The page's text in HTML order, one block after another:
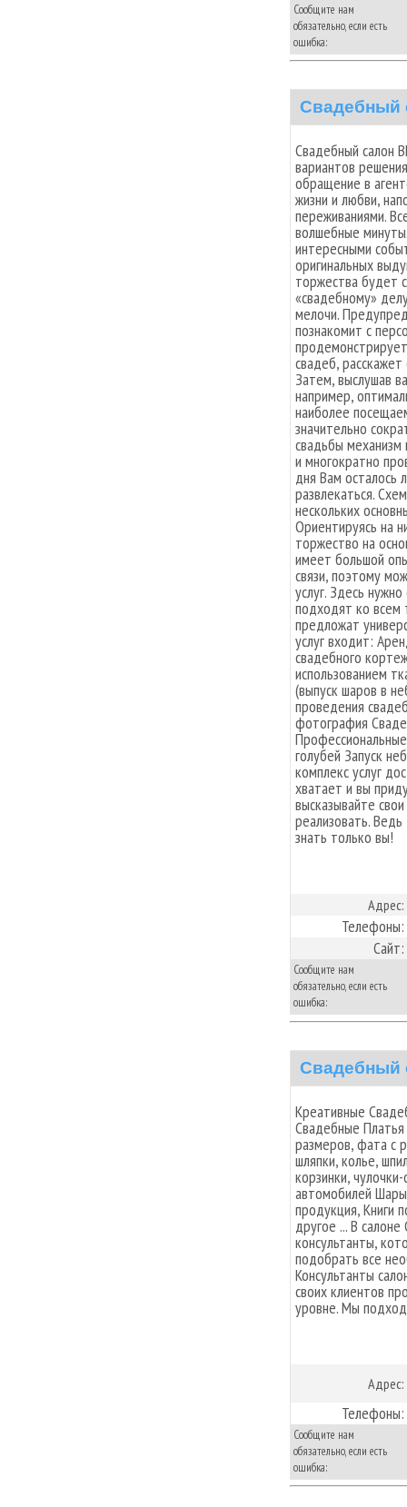
Сообщите нам
обязательно, если есть
ошибка:
Свадебный салон
вариантов
обращение в
жизни и любви,
переживаниями.
волшебные
интересными
оригинальных
торжества будет
«свадебному»
мелочи.
познакомит с
свадеб,
Затем, выслушав
например,
наиболее
значительно
свадьбы
и многократно
дня Вам осталось
развлекаться.
нескольких
Ориентируясь на
торжество на
имеет большой
связи, поэтому
услуг. Здесь
подходят ко всем
предложат
услуг входит:
свадебного
использованием
(выпуск шаров в
проведения
фотография
голубей Запуск
комплекс услуг
хватает и вы
высказывайте
реализовать.
знать только вы!
Адрес:
Телефоны:
Сайт:
Сообщите нам
обязательно, если есть
ошибка:
Свадебный
Креативные
Свадебные Платья
размеров, фата с
шляпки, колье,
корзинки,
автомобилей
продукция, Книги
другое ... В
консультанты,
подобрать все
Консультанты
своих клиентов
уровне. Мы
Адрес:
Телефоны:
Сообщите нам
обязательно, если есть
ошибка: